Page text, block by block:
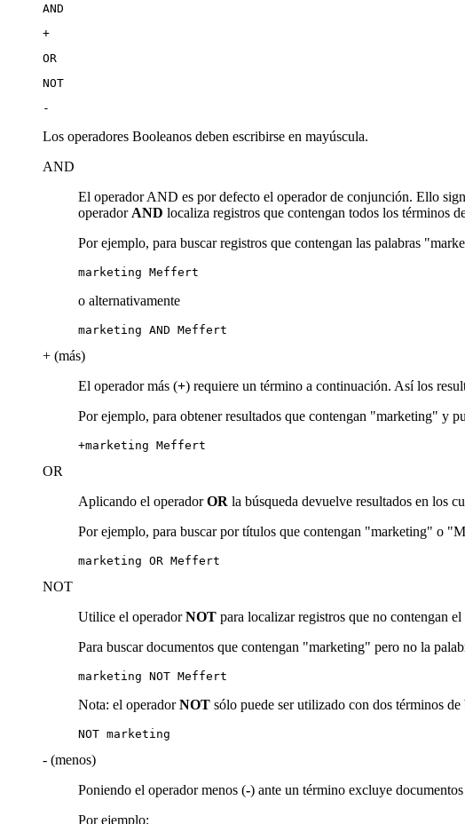
AND
+
OR
NOT
-
Los operadores Booleanos deben escribirse en mayúscula.
AND
El operador AND es por defecto el operador de conjunción. Ello
operador AND localiza registros que contengan todos los términos
Por ejemplo, para buscar registros que contengan las palabras
marketing Meffert
o alternativamente
marketing AND Meffert
+ (más)
El operador más (+) requiere un término a continuación. Así los
Por ejemplo, para obtener resultados que contengan "marketing" y
+marketing Meffert
OR
Aplicando el operadorOR la búsqueda devuelve resultados en los
Por ejemplo, para buscar por títulos que contengan "marketing" o
marketing OR Meffert
NOT
Utilice el operadorNOT para localizar registros que no contengan
Para buscar documentos que contengan "marketing" pero no la
marketing NOT Meffert
Nota: el operadorNOT sólo puede ser utilizado con dos términos
NOT marketing
- (menos)
Poniendo el operador menos (-) ante un término excluye
Por ejemplo: